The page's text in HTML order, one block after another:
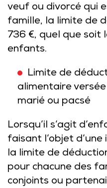
veuf ou divorcé qui
famille, la limite de
736 €, quel que soit
enfants.
Limite de
alimentaire
marié ou pacsé
Lorsqu’il s’agit
faisant l’objet
la limite de
pour chacune des
conjoints ou